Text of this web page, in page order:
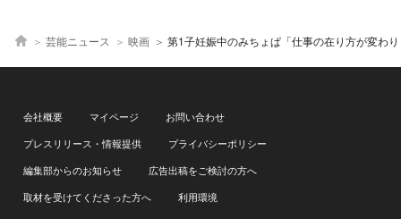
芸能ニュース 映画 第1子妊娠中のみちょぱ「仕事の在り方が変わりました」素直な思い明かす『プラダを着た悪魔２』前夜祭
会社概要 マイページ
お問い合わせ
プレスリリース・情報提供
プライバシーポリシー
編集部からのお知らせ
広告出稿をご検討の方へ
取材を受けてくださった方へ
利用環境